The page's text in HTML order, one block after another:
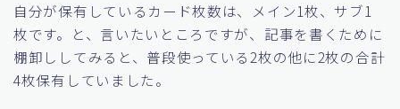
自分が保有しているカード枚数は、メイン1枚、サブ1
枚です。と、言いたいところですが、記事を書くために
棚卸ししてみると、普段使っている2枚の他に2枚の合計
4枚保有していました。